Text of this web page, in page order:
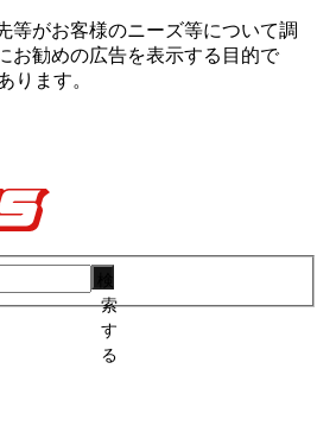
等がお客様のニーズ等について調
お勧めの広告を表⽰する⽬的で
ります。
索
す
る